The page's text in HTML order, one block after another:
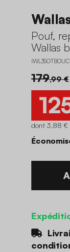
Pouf,
Wallas
179,99 €
dont 3,88 €